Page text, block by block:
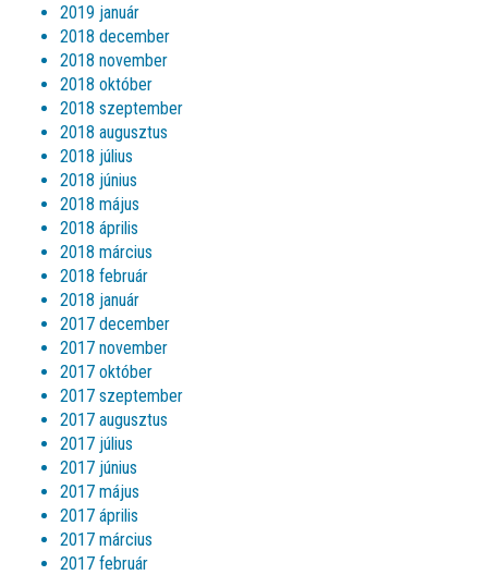
2019 január
2018 december
2018 november
2018 október
2018 szeptember
2018 augusztus
2018 július
2018 június
2018 május
2018 április
2018 március
2018 február
2018 január
2017 december
2017 november
2017 október
2017 szeptember
2017 augusztus
2017 július
2017 június
2017 május
2017 április
2017 március
2017 február